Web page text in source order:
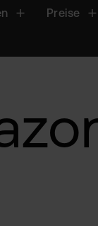
Preise